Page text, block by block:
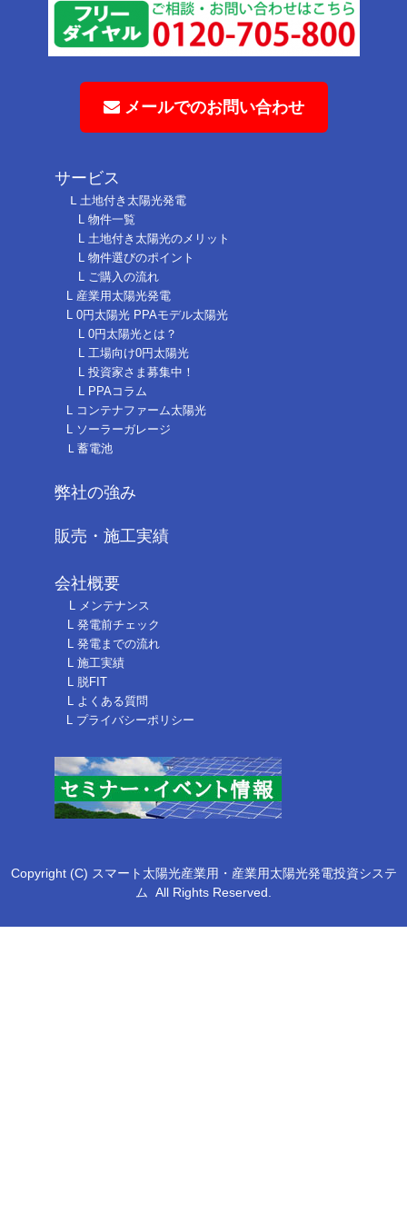
メールでのお問い合わせ
サービス
Ⅼ 土地付き太陽光発電
L 物件一覧
L 土地付き太陽光のメリット
L 物件選びのポイント
L ご購入の流れ
L 産業用太陽光発電
L 0円太陽光 PPAモデル太陽光
L 0円太陽光とは？
L 工場向け0円太陽光
L 投資家さま募集中！
L PPAコラム
L コンテナファーム太陽光
L ソーラーガレージ
Ｌ蓄電池
弊社の強み
販売・施工実績
会社概要
L メンテナンス
L 発電前チェック
L 発電までの流れ
L 施工実績
L 脱FIT
L よくある質問
L プライバシーポリシー
Copyright (C) スマート太陽光産業用・産業用太陽光発電投資システ
ム
All Rights Reserved.